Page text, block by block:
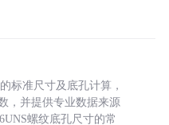
标准尺寸及底孔计算，
，并提供专业数据来源
螺纹底孔尺寸的常